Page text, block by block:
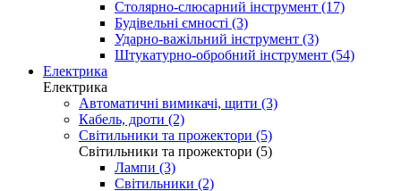
Столярно-слюсарний інструмент (17)
Будівельні ємності (3)
Ударно-важільний інструмент (3)
Штукатурно-обробний інструмент (54)
Електрика
Електрика
Автоматичні вимикачі, щити (3)
Кабель, дроти (2)
Світильники та прожектори (5)
Світильники та прожектори (5)
Лампи (3)
Світильники (2)